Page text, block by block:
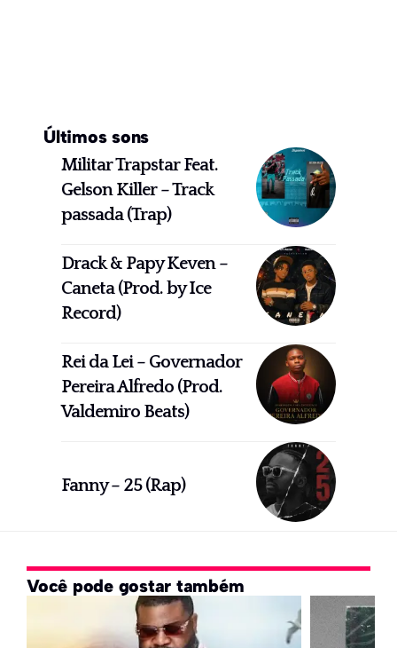
Últimos sons
Militar Trapstar Feat.
Gelson Killer – Track
passada (Trap)
Drack & Papy Keven –
Caneta (Prod. by Ice
Record)
Rei da Lei – Governador
Pereira Alfredo (Prod.
Valdemiro Beats)
Fanny – 25 (Rap)
Você pode gostar também